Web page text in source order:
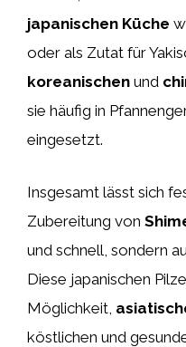
japanischen Küche
oder als Zutat für
koreanischen und
sie häufig in
eingesetzt.
Insgesamt lässt sich
Zubereitung von
und schnell, sondern
Diese japanischen
Möglichkeit,
köstlichen und